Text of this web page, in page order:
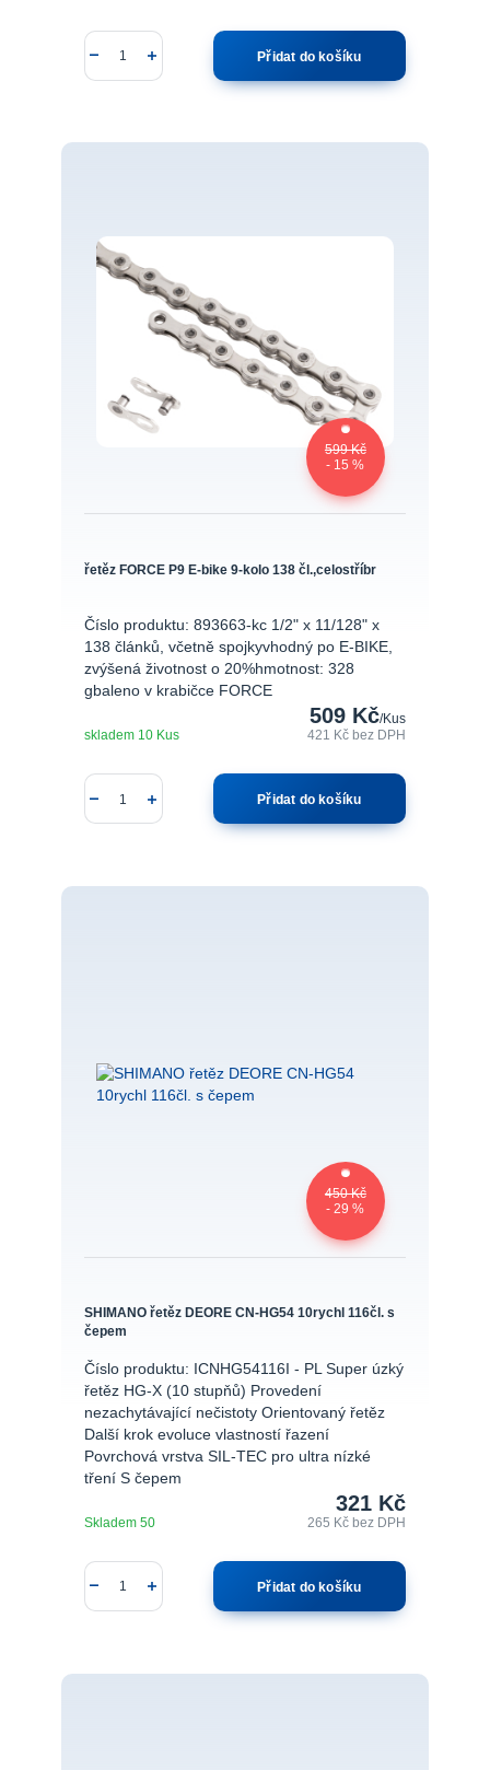
Přidat do košíku
599 Kč
- 15 %
řetěz FORCE P9 E-bike 9-kolo 138 čl.,celostříbr
Číslo produktu: 893663-kc 1/2" x 11/128" x
138 článků, včetně spojkyvhodný po E-BIKE,
zvýšená životnost o 20%hmotnost: 328
gbaleno v krabičce FORCE
509 Kč/Kus
421 Kč bez DPH
skladem 10 Kus
Přidat do košíku
450 Kč
- 29 %
SHIMANO řetěz DEORE CN-HG54 10rychl 116čl. s
čepem
Číslo produktu: ICNHG54116I - PL Super úzký
řetěz HG-X (10 stupňů) Provedení
nezachytávající nečistoty Orientovaný řetěz
Další krok evoluce vlastností řazení
Povrchová vrstva SIL-TEC pro ultra nízké
tření S čepem
321 Kč
265 Kčbez DPH
Skladem 50
Přidat do košíku